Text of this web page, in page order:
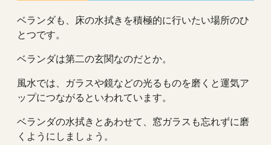
ベランダも、床の水拭きを積極的に行いたい場所のひ
とつです。
ベランダは第二の玄関なのだとか。
風水では、ガラスや鏡などの光るものを磨くと運気ア
ップにつながるといわれています。
ベランダの水拭きとあわせて、窓ガラスも忘れずに磨
くようにしましょう。